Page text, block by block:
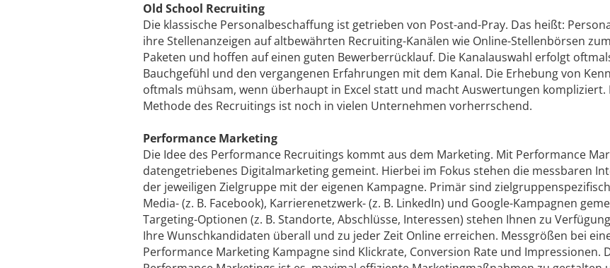
Old School Recruiting
Die klassische Personalbeschaffung ist getrieben von Post-and-Pray. Das heißt:
ihre Stellenanzeigen auf altbewährten Recruiting-Kanälen wie Online-Stellenbörsen
Paketen und hoffen auf einen guten Bewerberrücklauf. Die Kanalauswahl erfolgt
Bauchgefühl und den vergangenen Erfahrungen mit dem Kanal. Die Erhebung von
oftmals mühsam, wenn überhaupt in Excel statt und macht Auswertungen kompliziert.
Methode des Recruitings ist noch in vielen Unternehmen vorherrschend.
Performance Marketing
Die Idee des Performance Re­cruitings kommt aus dem Market­ing. Mit Performance
datengetriebenes Digitalmarketing gemeint. Hierbei im Fokus stehen die messbaren
der jeweiligen Zielgruppe mit der eigenen Kampagne. Primär sind
Media- (z. B. Facebook), Karrierenetzwerk- (z. B. LinkedIn) und Google-Kampagnen
Targeting-Optionen (z. B. Standorte, Abschlüsse, Interessen) stehen Ihnen zu
Ihre Wunschkandidaten überall und zu jeder Zeit Online erreichen. Messgrößen bei
Performance Market­ing Kampagne sind Klickrate, Conversion Rate und Impressionen.